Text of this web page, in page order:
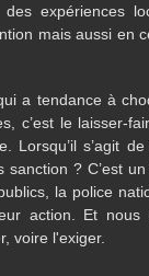
expériences
mais aussi en
a tendance à
c’est le laisser-
Lorsqu’il s’agit de
? C’est un
la police
action. Et nous
voire l'exiger.